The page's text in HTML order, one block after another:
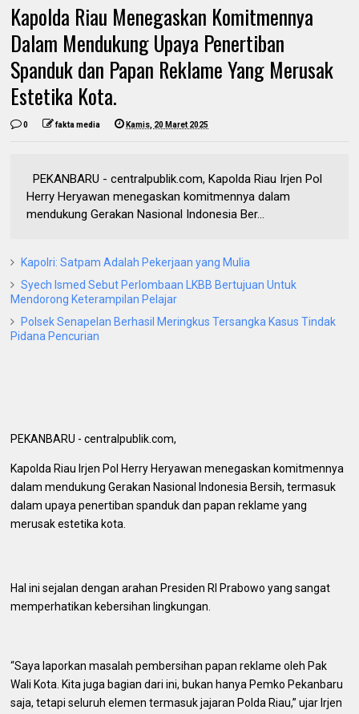
Kapolda Riau Menegaskan Komitmennya
Dalam Mendukung Upaya Penertiban
Spanduk dan Papan Reklame Yang Merusak
Estetika Kota.
0 fakta media Kamis, 20 Maret 2025
PEKANBARU - centralpublik.com, Kapolda Riau Irjen Pol
Herry Heryawan menegaskan komitmennya dalam
mendukung Gerakan Nasional Indonesia Ber...
Kapolri: Satpam Adalah Pekerjaan yang Mulia
Syech Ismed Sebut Perlombaan LKBB Bertujuan Untuk
Mendorong Keterampilan Pelajar
Polsek Senapelan Berhasil Meringkus Tersangka Kasus Tindak
Pidana Pencurian
PEKANBARU - centralpublik.com,
Kapolda Riau Irjen Pol Herry Heryawan menegaskan komitmennya
dalam mendukung Gerakan Nasional Indonesia Bersih, termasuk
dalam upaya penertiban spanduk dan papan reklame yang
merusak estetika kota.
Hal ini sejalan dengan arahan Presiden RI Prabowo yang sangat
memperhatikan kebersihan lingkungan.
“Saya laporkan masalah pembersihan papan reklame oleh Pak
Wali Kota. Kita juga bagian dari ini, bukan hanya Pemko Pekanbaru
saja, tetapi seluruh elemen termasuk jajaran Polda Riau,” ujar Irjen